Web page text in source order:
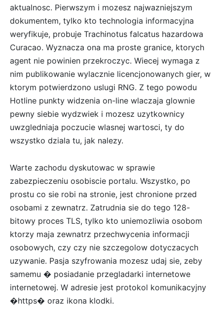
aktualnosc. Pierwszym i mozesz najwazniejszym
dokumentem, tylko kto technologia informacyjna
weryfikuje, probuje Trachinotus falcatus hazardowa
Curacao. Wyznacza ona ma proste granice, ktorych
agent nie powinien przekroczyc. Wiecej wymaga z
nim publikowanie wylacznie licencjonowanych gier, w
ktorym potwierdzono uslugi RNG. Z tego powodu
Hotline punkty widzenia on-line wlaczaja glownie
pewny siebie wydzwiek i mozesz uzytkownicy
uwzgledniaja poczucie wlasnej wartosci, ty do
wszystko dziala tu, jak nalezy.
Warte zachodu dyskutowac w sprawie
zabezpieczeniu osobiscie portalu. Wszystko, po
prostu co sie robi na stronie, jest chronione przed
osobami z zewnatrz. Zatrudnia sie do tego 128-
bitowy proces TLS, tylko kto uniemozliwia osobom
ktorzy maja zewnatrz przechwycenia informacji
osobowych, czy czy nie szczegolow dotyczacych
uzywanie. Pasja szyfrowania mozesz udaj sie, zeby
samemu � posiadanie przegladarki internetowe
internetowej. W adresie jest protokol komunikacyjny
�https� oraz ikona klodki.